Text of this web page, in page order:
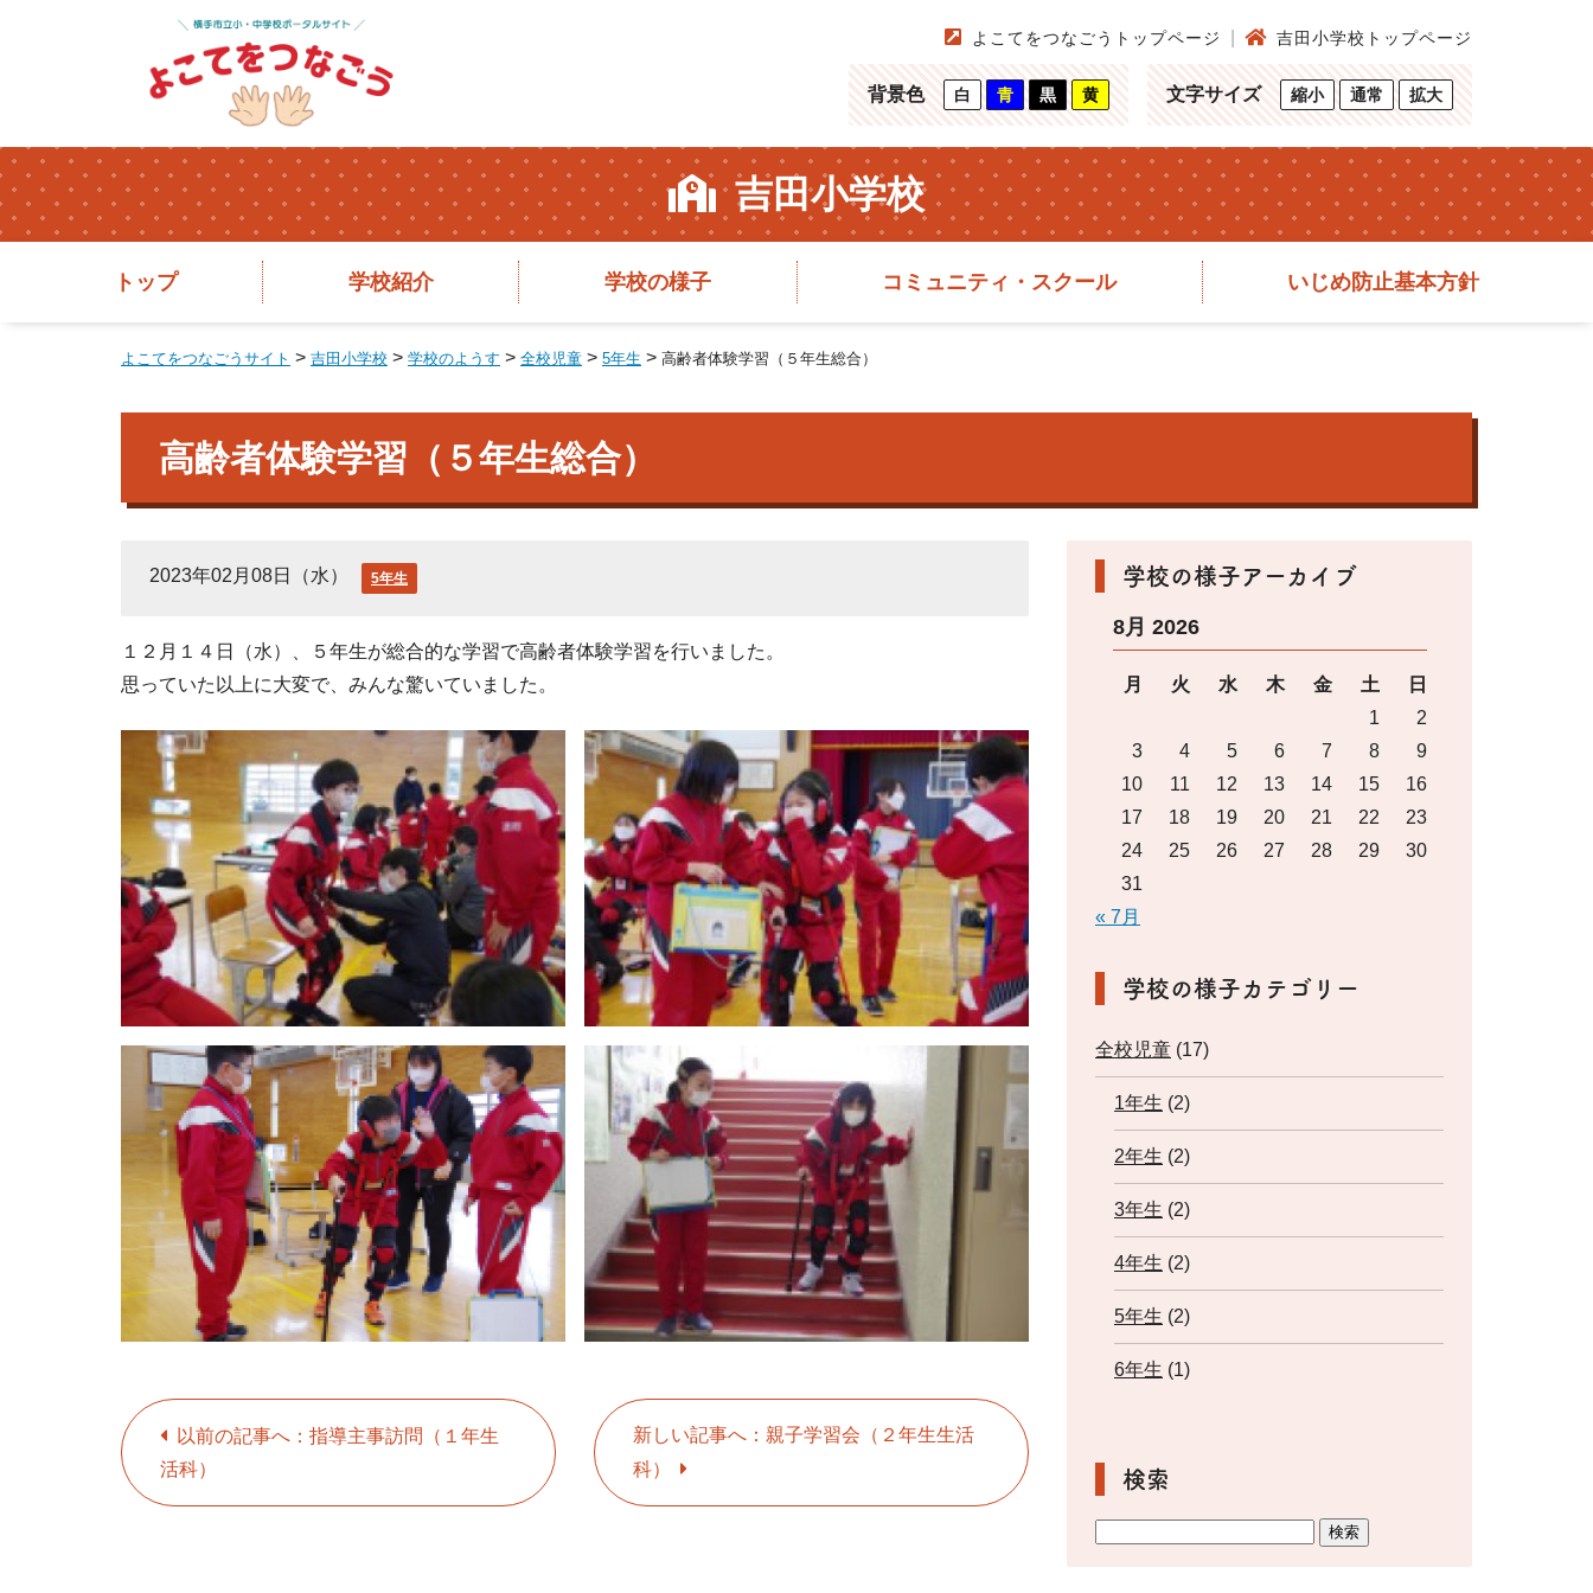
よこてをつなごうトップページ 吉田小学校トップページ
背景色 白 青 黒 黄 文字サイズ 縮小 通常 拡大
吉田小学校
トップ 学校紹介 学校の様子 コミュニティ・スクール いじめ防止基本方針
よこてをつなごうサイト > 吉田小学校 > 学校のようす > 全校児童 > 5年生 > 高齢者体験学習（５年生総合）
高齢者体験学習（５年生総合）
2023年02月08日（水） 5年生
１２月１４日（水）、５年生が総合的な学習で高齢者体験学習を行いました。
思っていた以上に大変で、みんな驚いていました。
以前の記事へ：指導主事訪問（１年生
活科）
新しい記事へ：親子学習会（２年生生活
科）
学校の様子アーカイブ
8月 2026
月 火 水 木 金 土
日
1
2
3
4 5 6 7 8
9
10
11 12 13 14 15
16
17
18 19 20 21 22
23
24
25 26 27 28 29
30
31
« 7月
学校の様子カテゴリー
全校児童 (17)
1年生 (2)
2年生 (2)
3年生 (2)
4年生 (2)
5年生 (2)
6年生 (1)
検索